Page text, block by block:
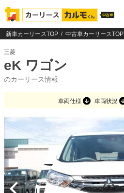
新車カーリースTOP 中古車カーリースTOP
三菱
eK ワゴン
のカーリース情報
車両仕様 車両状況